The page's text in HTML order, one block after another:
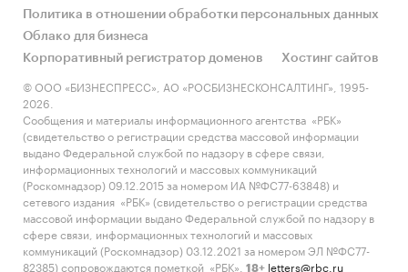
Политика в отношении обработки персональных данных
Облако для бизнеса
Корпоративный регистратор доменов
Хостинг сайтов
© ООО «БИЗНЕСПРЕСС», АО «РОСБИЗНЕСКОНСАЛТИНГ», 1995-
2026.
Сообщения и материалы информационного агентства «РБК»
(свидетельство о регистрации средства массовой информации
выдано Федеральной службой по надзору в сфере связи,
информационных технологий и массовых коммуникаций
(Роскомнадзор) 09.12.2015 за номером ИА №ФС77-63848) и
сетевого издания «РБК» (свидетельство о регистрации средства
массовой информации выдано Федеральной службой по надзору в
сфере связи, информационных технологий и массовых
коммуникаций (Роскомнадзор) 03.12.2021 за номером ЭЛ №ФС77-
82385) сопровождаются пометкой «РБК».
18+ letters@rbc.ru